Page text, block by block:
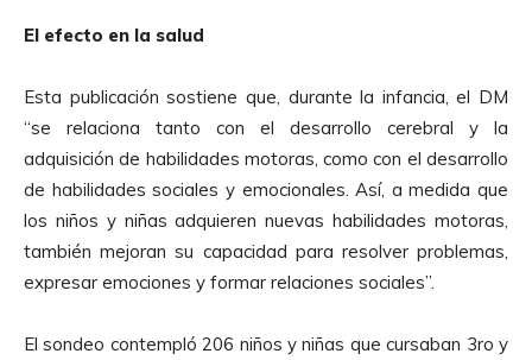
El efecto en la salud
Esta publicación sostiene que, durante la infancia, el DM
“se relaciona tanto con el desarrollo cerebral y la
adquisición de habilidades motoras, como con el desarrollo
de habilidades sociales y emocionales. Así, a medida que
los niños y niñas adquieren nuevas habilidades motoras,
también mejoran su capacidad para resolver problemas,
expresar emociones y formar relaciones sociales”.
El sondeo contempló 206 niños y niñas que cursaban 3ro y